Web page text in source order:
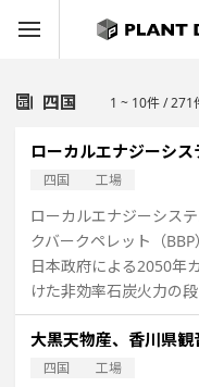
四国 1 ~ 10件 / 271
ローカルエナジーシ
四国 工場
ローカルエナジーシス
クバークペレット（
日本政府による2050年
けた非効率石炭火力の
大黒天物産、香川県
四国 工場